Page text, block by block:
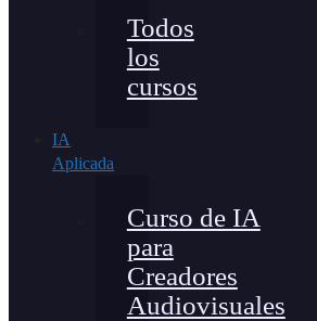
Todos
los
cursos
IA
Aplicada
Curso de IA
para
Creadores
Audiovisuales